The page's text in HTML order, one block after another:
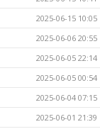
2025-06-15 10:05
2025-06-06 20:55
2025-06-05 22:14
2025-06-05 00:54
2025-06-04 07:15
2025-06-01 21:39